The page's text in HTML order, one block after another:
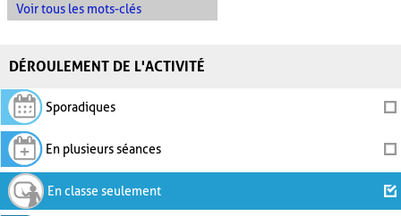
Voir tous les mots-clés
DÉROULEMENT DE L'ACTIVITÉ
Sporadiques
En plusieurs séances
En classe seulement